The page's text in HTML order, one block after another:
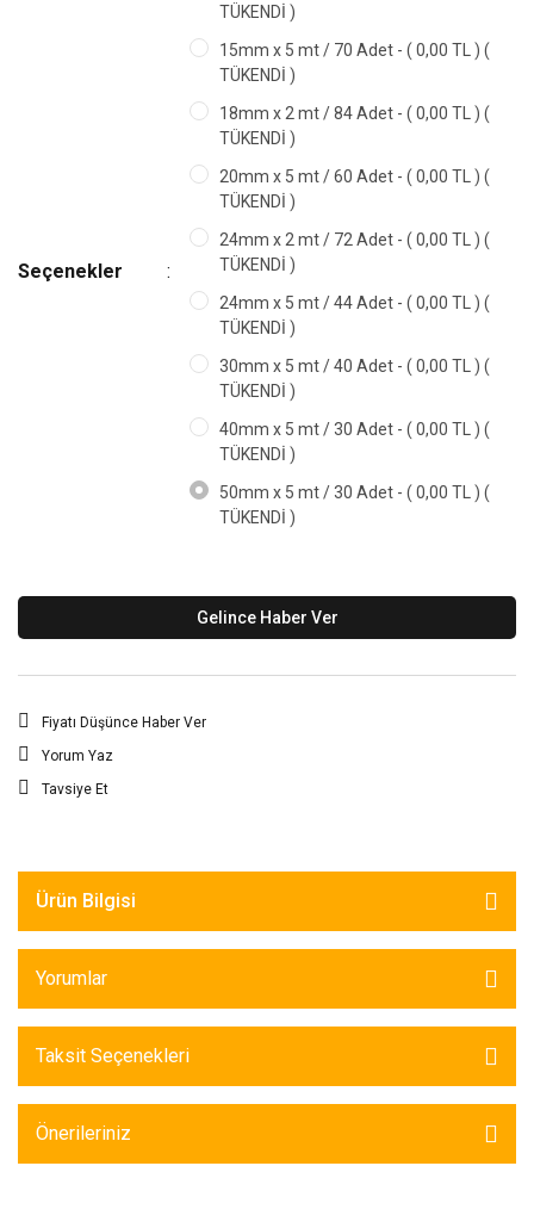
Seçenekler
TÜKENDİ )
15mm x 5 mt / 70 Adet - ( 0,00 TL ) (
TÜKENDİ )
18mm x 2 mt / 84 Adet - ( 0,00 TL ) (
TÜKENDİ )
20mm x 5 mt / 60 Adet - ( 0,00 TL ) (
TÜKENDİ )
24mm x 2 mt / 72 Adet - ( 0,00 TL ) (
TÜKENDİ )
24mm x 5 mt / 44 Adet - ( 0,00 TL ) (
TÜKENDİ )
30mm x 5 mt / 40 Adet - ( 0,00 TL ) (
TÜKENDİ )
40mm x 5 mt / 30 Adet - ( 0,00 TL ) (
TÜKENDİ )
50mm x 5 mt / 30 Adet - ( 0,00 TL ) (
TÜKENDİ )
Gelince Haber Ver
Fiyatı Düşünce Haber Ver
Yorum Yaz
Tavsiye Et
Ürün Bilgisi
Yorumlar
Taksit Seçenekleri
Önerileriniz